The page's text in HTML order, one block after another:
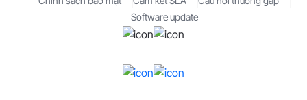
Software update